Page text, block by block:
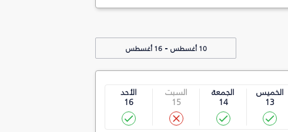
10 أغسطس -16 أغسطس
الخميس
13
الجمعة
14
السبت
15
الأحد
16